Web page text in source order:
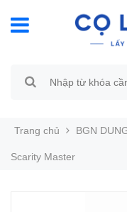
Trang chủ BGN
Scarity Master